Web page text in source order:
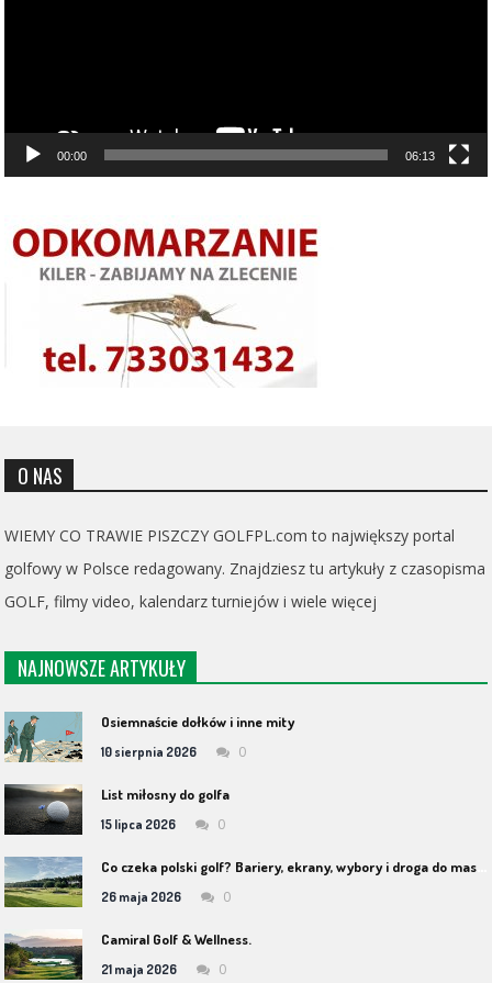
00:00 06:13
O NAS
WIEMY CO TRAWIE PISZCZY GOLFPL.com to największy portal
golfowy w Polsce redagowany. Znajdziesz tu artykuły z czasopisma
GOLF, filmy video, kalendarz turniejów i wiele więcej
NAJNOWSZE ARTYKUŁY
Osiemnaście dołków i inne mity
10 sierpnia 2026 0
List miłosny do golfa
15 lipca 2026 0
26 maja 2026 0
Camiral Golf & Wellness.
21 maja 2026 0